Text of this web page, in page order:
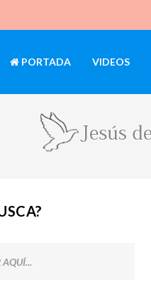
PORTADA VIDEOS